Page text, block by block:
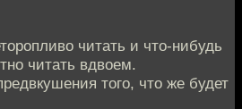
читать и что-нибудь
читать вдвоем.
того, что же будет